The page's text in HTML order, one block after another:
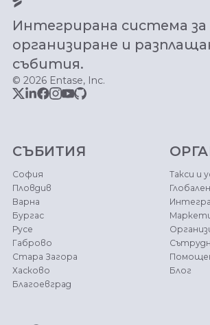
Интегрирана система за
организиране и
събития.
© 2026 Entase, Inc.
СЪБИТИЯ
София
Пловдив
Варна
Бургас
Русе
Габрово
Стара Загора
Хасково
Благоевград
Такси и
Блог